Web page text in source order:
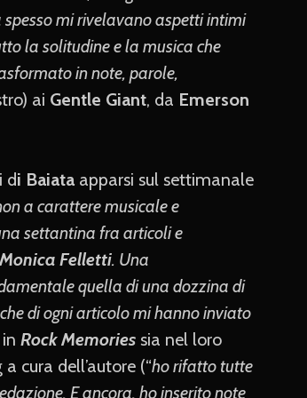
mi rivelavano aspetti intimi
la solitudine e la musica che
in note, parole,
ai Gentle Giant, da Emerson
di Baiataapparsi sul settimanale
a carattere musicale e
settantina fra articoli e
Monica Felletti. Una
quella di una dozzina di
di ogni articolo mi hanno inviato
Rock Memories sia nel loro
cura dell’autore (“ho rifatto tutte
E ancora, ho inserito note